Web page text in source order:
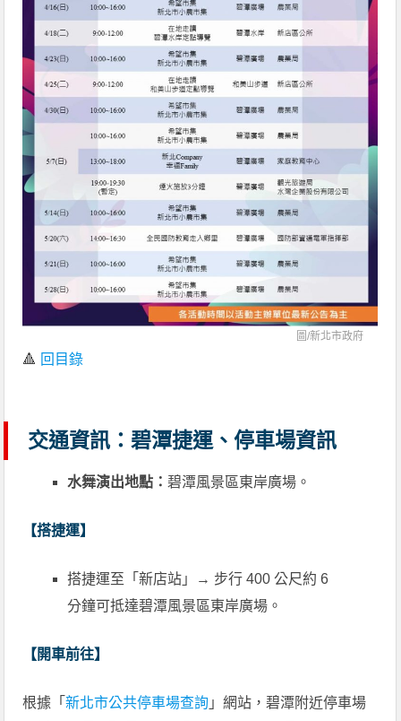
圖/新北市政府
🔺 回目錄
交通資訊：碧潭捷運、停車場資訊
水舞演出地點： 碧潭風景區東岸廣場。
【搭捷運】
搭捷運至「新店站」→ 步行 400 公尺約 6
分鐘可抵達碧潭風景區東岸廣場。
【開車前往】
根據「新北市公共停車場查詢 」網站，碧潭附近停車場